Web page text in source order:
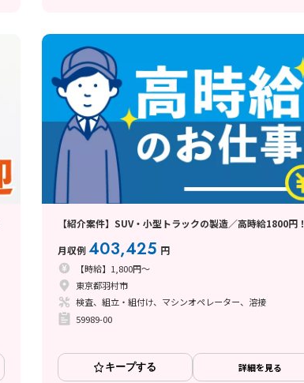
【紹介案件】SUV・小型トラックの製造／高時給1800円！
月収例 403,425 円
【時給】1,800円～
東京都羽村市
検査、組立・組付け、マシンオペレーター、溶接
59989-00
キープする 詳細を見る